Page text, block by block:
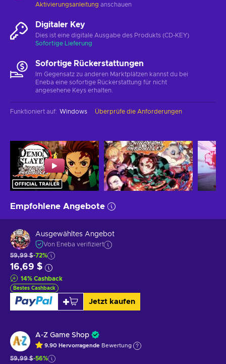
Aktivierungsanleitung anschauen
Digitaler Key
Dies ist eine digitale Ausgabe des Produkts (CD-KEY)
Sofortige Lieferung
Sofortige Rückerstattungen
Im Gegensatz zu anderen Marktplätzen kannst du bei
Eneba eine sofortige Rückerstattung für nicht
angesehene Keys erhalten.
Funktioniert auf: Windows Überprüfe die Anforderungen
Empfohlene Angebote
Ausgewähltes Angebot
Von Eneba verifiziert
59,99 $-72%
16,69 $
14% Cashback
Bestes Cashback
Jetzt kaufen
A-Z Game Shop
9.90 Hervorragende Bewertung
59,99 $-56%